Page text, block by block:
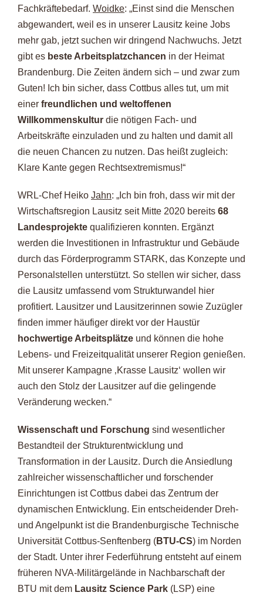
Fachkräftebedarf. Woidke: „Einst sind die Menschen
abgewandert, weil es in unserer Lausitz keine Jobs
mehr gab, jetzt suchen wir dringend Nachwuchs. Jetzt
gibt es beste Arbeitsplatzchancen in der Heimat
Brandenburg. Die Zeiten ändern sich – und zwar zum
Guten! Ich bin sicher, dass Cottbus alles tut, um mit
einer freundlichen und weltoffenen
Willkommenskultur die nötigen Fach- und
Arbeitskräfte einzuladen und zu halten und damit all
die neuen Chancen zu nutzen. Das heißt zugleich:
Klare Kante gegen Rechtsextremismus!“
WRL-Chef Heiko Jahn: „Ich bin froh, dass wir mit der
Wirtschaftsregion Lausitz seit Mitte 2020 bereits 68
Landesprojekte qualifizieren konnten. Ergänzt
werden die Investitionen in Infrastruktur und Gebäude
durch das Förderprogramm STARK, das Konzepte und
Personalstellen unterstützt. So stellen wir sicher, dass
die Lausitz umfassend vom Strukturwandel hier
profitiert. Lausitzer und Lausitzerinnen sowie Zuzügler
finden immer häufiger direkt vor der Haustür
hochwertige Arbeitsplätze und können die hohe
Lebens- und Freizeitqualität unserer Region genießen.
Mit unserer Kampagne ‚Krasse Lausitz‘ wollen wir
auch den Stolz der Lausitzer auf die gelingende
Veränderung wecken.“
Wissenschaft und Forschung sind wesentlicher
Bestandteil der Strukturentwicklung und
Transformation in der Lausitz. Durch die Ansiedlung
zahlreicher wissenschaftlicher und forschender
Einrichtungen ist Cottbus dabei das Zentrum der
dynamischen Entwicklung. Ein entscheidender Dreh-
und Angelpunkt ist die Brandenburgische Technische
Universität Cottbus-Senftenberg (BTU-CS) im Norden
der Stadt. Unter ihrer Federführung entsteht auf einem
früheren NVA-Militärgelände in Nachbarschaft der
BTU mit dem Lausitz Science Park (LSP) eine